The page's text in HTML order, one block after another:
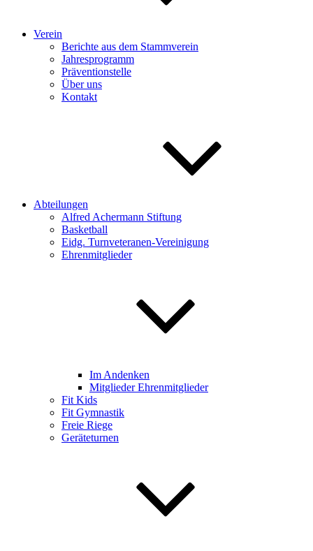
Verein
Berichte aus dem Stammverein
Jahresprogramm
Präventionstelle
Über uns
Kontakt
Abteilungen
Alfred Achermann Stiftung
Basketball
Eidg. Turnveteranen-Vereinigung
Ehrenmitglieder
Im Andenken
Mitglieder Ehrenmitglieder
Fit Kids
Fit Gymnastik
Freie Riege
Geräteturnen